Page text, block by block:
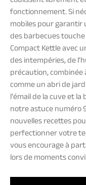
fonctionnement. Si
mobiles pour garantir
des barbecues
Compact Kettle avec
des intempéries, de
précaution,
comme un abri de
l'émail de la cuve et
notre astuce numéro
nouvelles recettes
perfectionner votre
vous encourage à
lors de moments